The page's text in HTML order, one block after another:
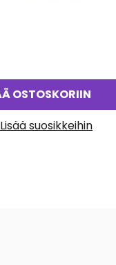
OSTOSKORIIN
Lisää suosikkeihin